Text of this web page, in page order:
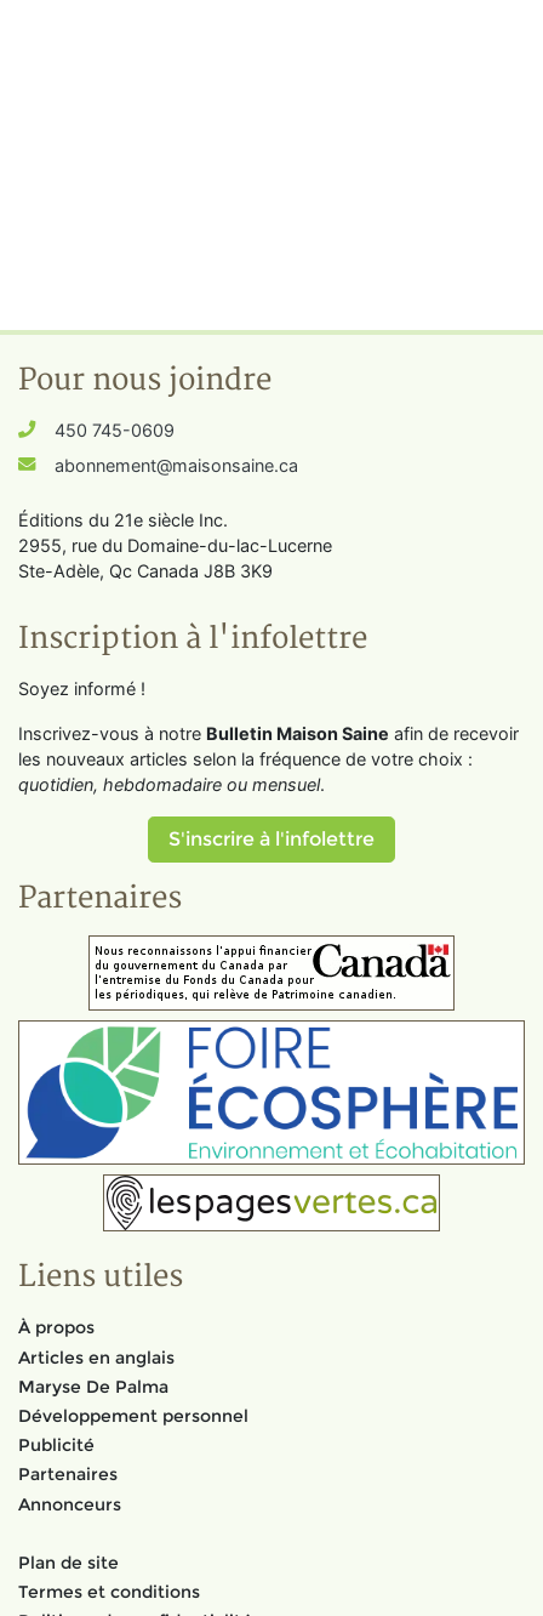
Pour nous joindre
450 745-0609
abonnement@maisonsaine.ca
Éditions du 21e siècle Inc.
2955, rue du Domaine-du-lac-Lucerne
Ste-Adèle, Qc Canada J8B 3K9
Inscription à l'infolettre
Soyez informé !
Inscrivez-vous à notre Bulletin Maison Saine afin de recevoir
les nouveaux articles selon la fréquence de votre choix :
quotidien, hebdomadaire ou mensuel.
S'inscrire à l'infolettre
Partenaires
Liens utiles
À propos
Articles en anglais
Maryse De Palma
Développement personnel
Publicité
Partenaires
Annonceurs
Plan de site
Termes et conditions